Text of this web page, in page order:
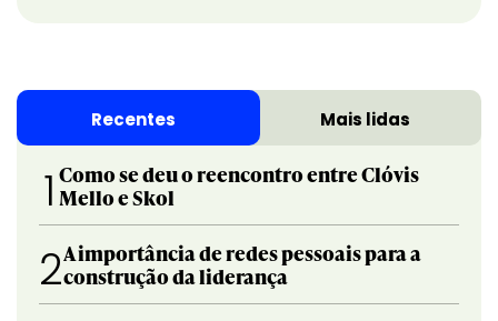
Recentes Mais lidas
1 Como se deu o reencontro entre Clóvis
Mello e Skol
2A importância de redes pessoais para a
construção da liderança